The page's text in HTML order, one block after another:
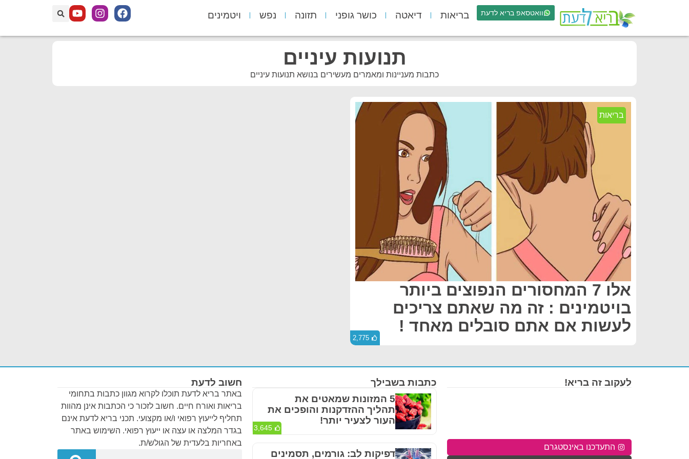
וואטסאפ בריא לדעת בריאות דיאטה כושר גופני תזונה נפש ויטמינים
תנועות עיניים
כתבות מעניינות ומאמרים מעשירים בנושא תנועות עיניים
בריאות
אלו 7 המחסורים הנפוצים ביותר
בויטמינים : זה מה שאתם צריכים
לעשות אם אתם סובלים מאחד !
2,775
חשוב לדעת
באתר בריא לדעת תוכלו לקרוא מגוון כתבות בתחומי
בריאות ואורח חיים. חשוב לזכור כי הכתבות אינן מהוות
תחליף לייעוץ רפואי ו/או מקצועי. תכני בריא לדעת אינם
בגדר המלצה או עצה או ייעוץ רפואי. השימוש באתר
באחריות בלעדית של הגולש/ת.
כתבות בשבילך
5 המזונות שמאטים את
תהליך ההזדקנות והופכים את
העור לצעיר יותר!
3,645
דפיקות לב: גורמים, תסמינים
לעקוב זה בריא!
התעדכנו באינסטגרם